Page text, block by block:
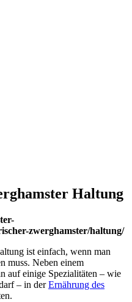
Haltung
zwerghamster/haltung/
ist einfach, wenn man
muss. Neben einem
auf einige Spezialitäten – wie
– in derErnährung des